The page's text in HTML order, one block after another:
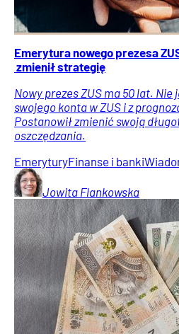
Emerytura nowego prezesa
zmienił strategię
Nowy prezes ZUS ma 50 lat.
swojego konta w ZUS i z
Postanowił zmienić swoją
oszczędzania.
EmeryturyFinanse i banki
Jowita Flankowska